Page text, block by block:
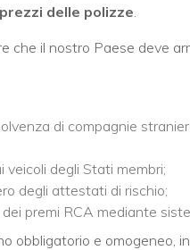
delle polizze
che il nostro Paese deve
di compagnie
degli Stati membri;
degli attestati di rischio;
premi RCA mediante
obbligatorio e omogeneo,